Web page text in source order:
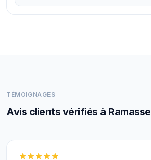
TÉMOIGNAGES
Avis clients vérifiés à Ramasse